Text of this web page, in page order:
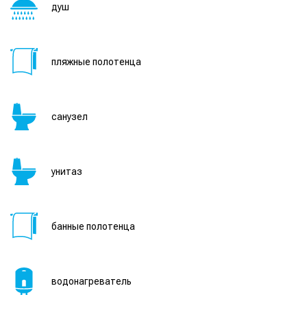
душ
пляжные полотенца
санузел
унитаз
банные полотенца
водонагреватель